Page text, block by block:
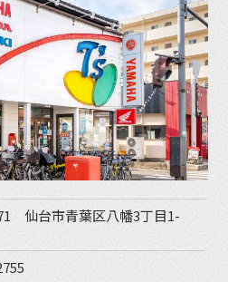
仙台市青葉区八幡3丁目1-